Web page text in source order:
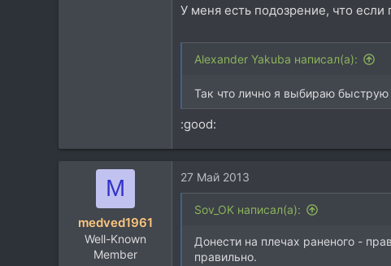
У меня есть подозрение, что если
Alexander Yakuba написал(а):
Так что лично я выбираю быструю
:good:
M
medved1961
Well-Known
Member
27 Май 2013
Sov_OK написал(а):
Донести на плечах раненого -
правильно.